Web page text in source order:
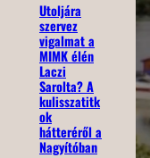
Utoljára
szervez
vigalmat a
MIMK élén
Laczi
Sarolta? A
kulisszatitk
ok
hátteréről a
Nagyítóban